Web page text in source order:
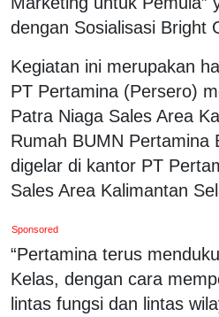
dengan Sosialisasi Bright
‎Kegiatan ini merupakan
PT Pertamina (Persero)
Patra Niaga Sales Area
Rumah BUMN Pertamina
digelar di kantor PT
Sales Area Kalimantan
Sponsored
‎“Pertamina terus
Kelas, dengan cara
lintas fungsi dan lintas